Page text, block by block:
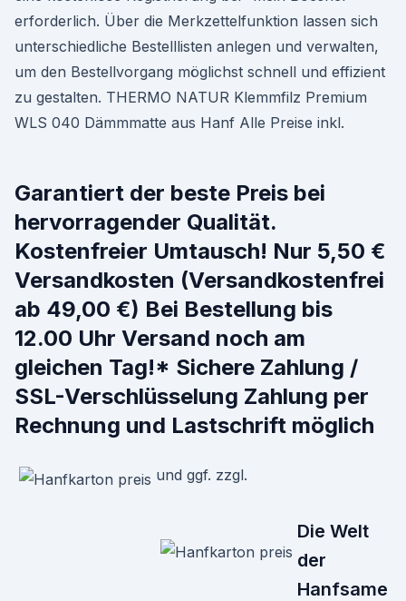
erforderlich. Über die Merkzettelfunktion lassen sich
unterschiedliche Bestelllisten anlegen und verwalten,
um den Bestellvorgang möglichst schnell und effizient
zu gestalten. THERMO NATUR Klemmfilz Premium
WLS 040 Dämmmatte aus Hanf Alle Preise inkl.
Garantiert der beste Preis bei
hervorragender Qualität.
Kostenfreier Umtausch! Nur 5,50 €
Versandkosten (Versandkostenfrei
ab 49,00 €) Bei Bestellung bis
12.00 Uhr Versand noch am
gleichen Tag!* Sichere Zahlung /
SSL-Verschlüsselung Zahlung per
Rechnung und Lastschrift möglich
und ggf. zzgl.
Die Welt
der
Hanfsame